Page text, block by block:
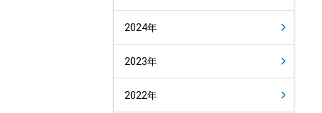
2024年
2023年
2022年